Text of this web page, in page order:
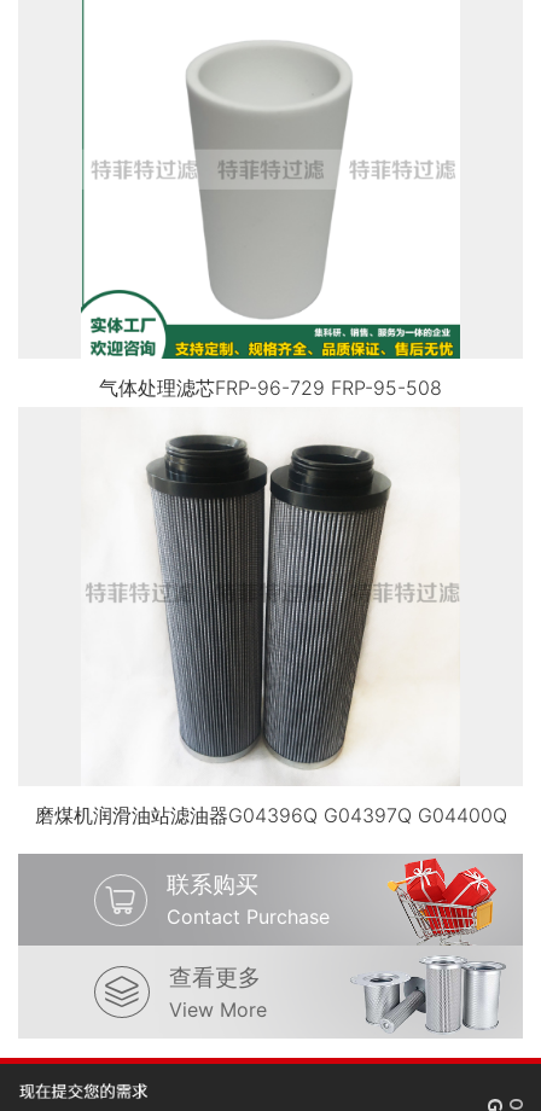
气体处理滤芯FRP-96-729 FRP-95-508
磨煤机润滑油站滤油器G04396Q G04397Q G04400Q
联系购买
Contact Purchase
查看更多
View More